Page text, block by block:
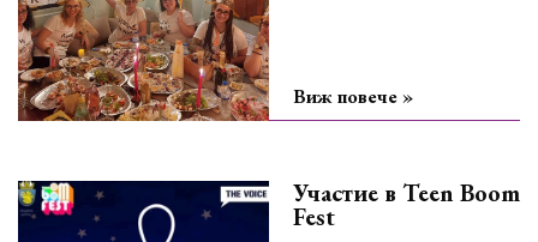
Виж повече »
Участие в Teen Boom
Fest